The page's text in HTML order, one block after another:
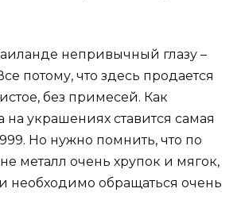
непривычный глазу –
потому, что здесь продается
без примесей. Как
на украшениях ставится самая
Но нужно помнить, что по
металл очень хрупок и мягок,
необходимо обращаться очень